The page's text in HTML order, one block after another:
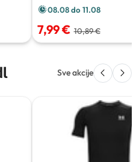
08.08 do 11.08
7,99 € 10,89 €
Sve akcije